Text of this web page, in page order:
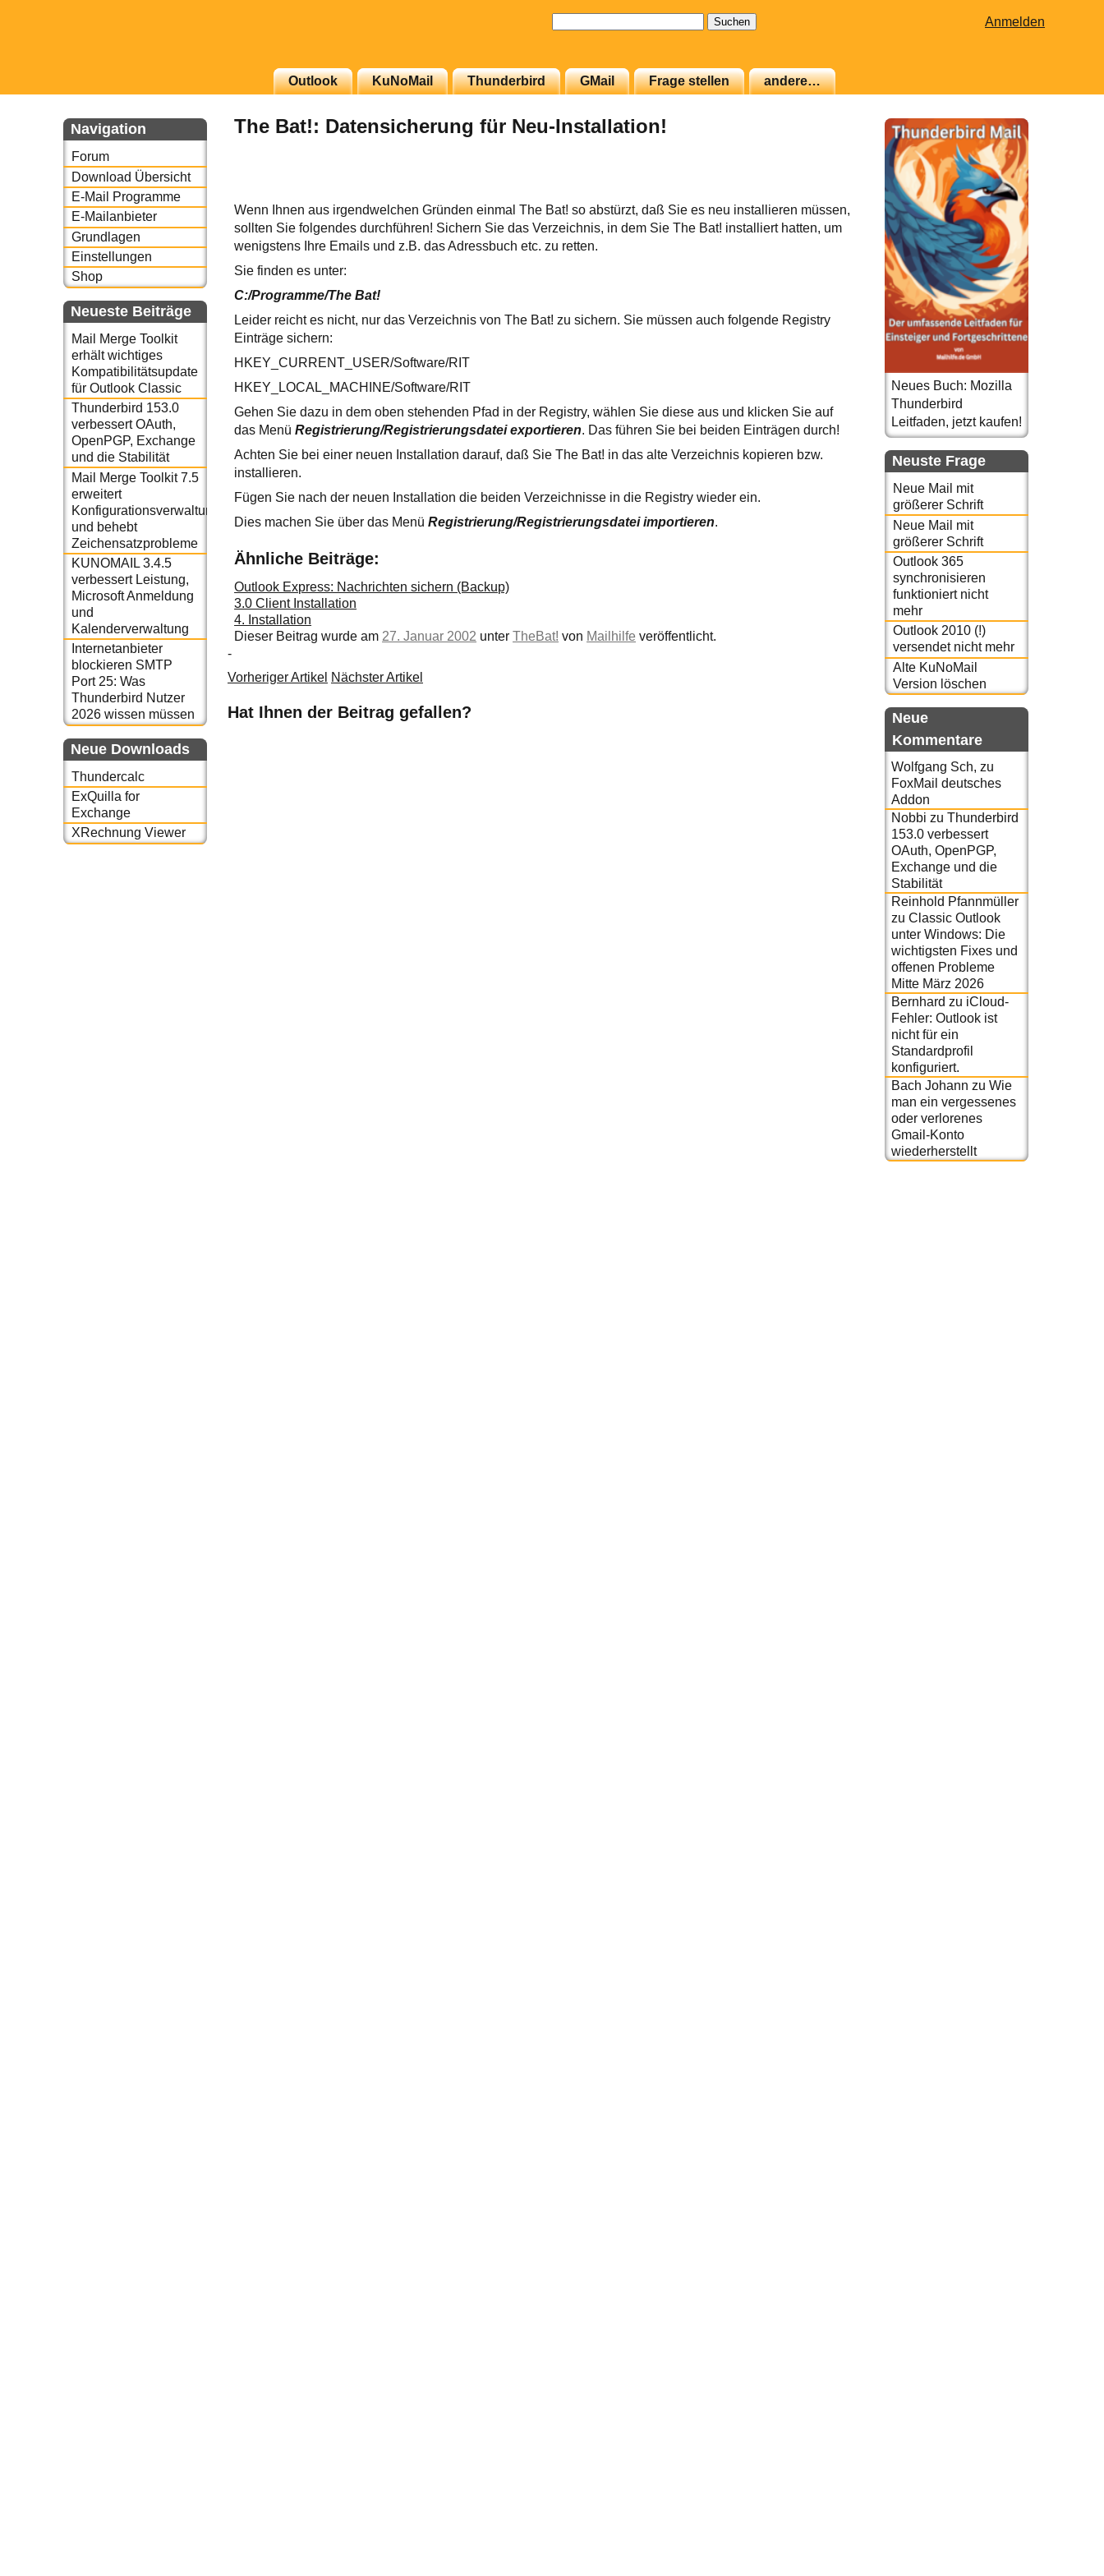
Anmelden
Outlook KuNoMail Thunderbird GMail Frage stellen andere…
Navigation
Forum
Download Übersicht
E-Mail Programme
E-Mailanbieter
Grundlagen
Einstellungen
Shop
Neueste Beiträge
Mail Merge Toolkit
erhält wichtiges
Kompatibilitätsupdate
für Outlook Classic
Thunderbird 153.0
verbessert OAuth,
OpenPGP, Exchange
und die Stabilität
Mail Merge Toolkit 7.5
erweitert
Konfigurationsverwaltung
und behebt
Zeichensatzprobleme
KUNOMAIL 3.4.5
verbessert Leistung,
Microsoft Anmeldung
und
Kalenderverwaltung
Internetanbieter
blockieren SMTP
Port 25: Was
Thunderbird Nutzer
2026 wissen müssen
Neue Downloads
Thundercalc
ExQuilla for
Exchange
XRechnung Viewer
The Bat!: Datensicherung für Neu-Installation!
Wenn Ihnen aus irgendwelchen Gründen einmal The Bat! so abstürzt, daß Sie es neu installieren müssen,
sollten Sie folgendes durchführen! Sichern Sie das Verzeichnis, in dem Sie The Bat! installiert hatten, um
wenigstens Ihre Emails und z.B. das Adressbuch etc. zu retten.
Sie finden es unter:
C:/Programme/The Bat!
Leider reicht es nicht, nur das Verzeichnis von The Bat! zu sichern. Sie müssen auch folgende Registry
Einträge sichern:
HKEY_CURRENT_USER/Software/RIT
HKEY_LOCAL_MACHINE/Software/RIT
Gehen Sie dazu in dem oben stehenden Pfad in der Registry, wählen Sie diese aus und klicken Sie auf
das Menü Registrierung/Registrierungsdatei exportieren. Das führen Sie bei beiden Einträgen durch!
Achten Sie bei einer neuen Installation darauf, daß Sie The Bat! in das alte Verzeichnis kopieren bzw.
installieren.
Fügen Sie nach der neuen Installation die beiden Verzeichnisse in die Registry wieder ein.
Dies machen Sie über das Menü Registrierung/Registrierungsdatei importieren.
Ähnliche Beiträge:
Outlook Express: Nachrichten sichern (Backup)
3.0 Client Installation
4. Installation
Dieser Beitrag wurde am 27. Januar 2002 unterTheBat! von Mailhilfe veröffentlicht.
-
Vorheriger Artikel Nächster Artikel
Hat Ihnen der Beitrag gefallen?
Neues Buch: Mozilla
Thunderbird
Leitfaden, jetzt kaufen!
Neuste Frage
Neue Mail mit
größerer Schrift
Neue Mail mit
größerer Schrift
Outlook 365
synchronisieren
funktioniert nicht
mehr
Outlook 2010 (!)
versendet nicht mehr
Alte KuNoMail
Version löschen
Neue
Kommentare
Wolfgang Sch, zu
FoxMail deutsches
Addon
Nobbi zu Thunderbird
153.0 verbessert
OAuth, OpenPGP,
Exchange und die
Stabilität
Reinhold Pfannmüller
zu Classic Outlook
unter Windows: Die
wichtigsten Fixes und
offenen Probleme
Mitte März 2026
Bernhard zu iCloud-
Fehler: Outlook ist
nicht für ein
Standardprofil
konfiguriert.
Bach Johann zu Wie
man ein vergessenes
oder verlorenes
Gmail-Konto
wiederherstellt
oder auch